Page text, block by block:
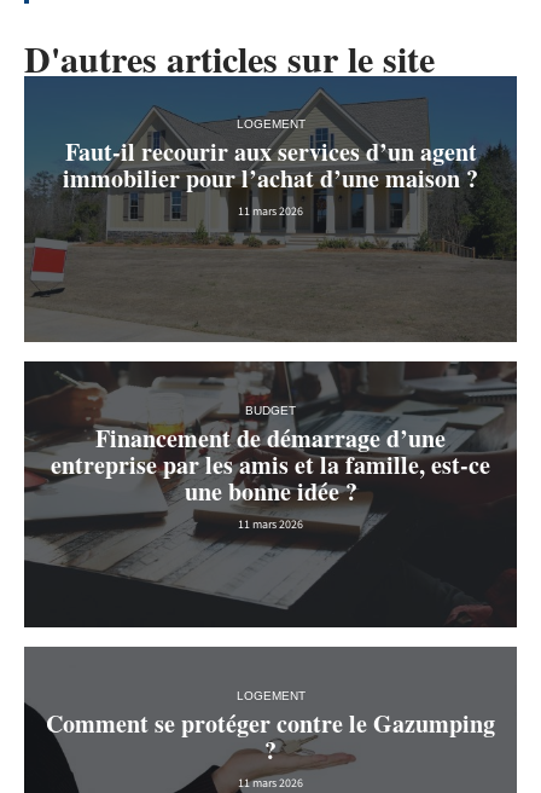
D'autres articles sur le site
LOGEMENT
Faut-il recourir aux services d’un agent
immobilier pour l’achat d’une maison ?
11 mars 2026
BUDGET
Financement de démarrage d’une
entreprise par les amis et la famille, est-ce
une bonne idée ?
11 mars 2026
LOGEMENT
Comment se protéger contre le Gazumping
?
11 mars 2026